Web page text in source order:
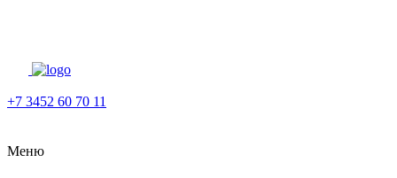
+7 3452 60 70 11
Меню